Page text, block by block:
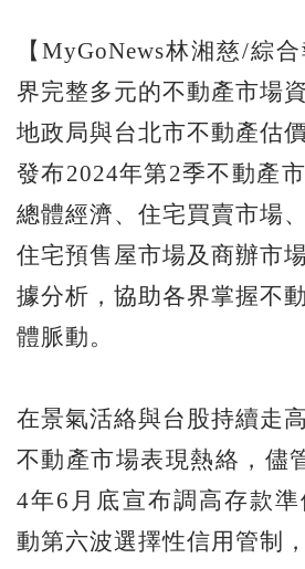
【MyGoNews林湘慈/綜
界完整多元的不動產市場
地政局與台北市不動產估
發布2024年第2季不動產
總體經濟、住宅買賣市場
住宅預售屋市場及商辦市
據分析，協助各界掌握不
體脈動。
在景氣活絡與台股持續走
不動產市場表現熱絡，儘
4年6月底宣布調高存款
動第六波選擇性信用管制